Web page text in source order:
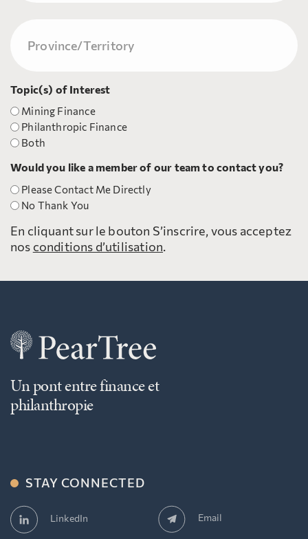
(Nécessaire)
Topic(s) of Interest
Mining Finance
Philanthropic Finance
Both
Would you like a member of our team to contact you?
Please Contact Me Directly
No Thank You
En cliquant sur le bouton S’inscrire, vous acceptez
nos conditions d’utilisation.
Un pont entre finance et
philanthropie
STAY CONNECTED
LinkedIn Email